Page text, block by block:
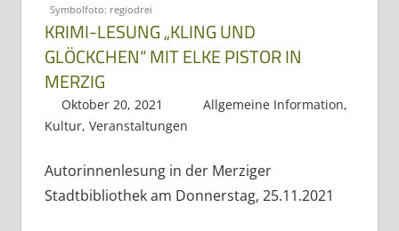
Mosel
und
Saar
Dreiländereck
Symbolfoto: regiodrei
KRIMI-LESUNG „KLING UND
GLÖCKCHEN“ MIT ELKE PISTOR IN
MERZIG
Oktober 20, 2021 Regio3
Allgemeine Information,
Kultur, Veranstaltungen
Autorinnenlesung in der Merziger
Stadtbibliothek am Donnerstag, 25.11.2021